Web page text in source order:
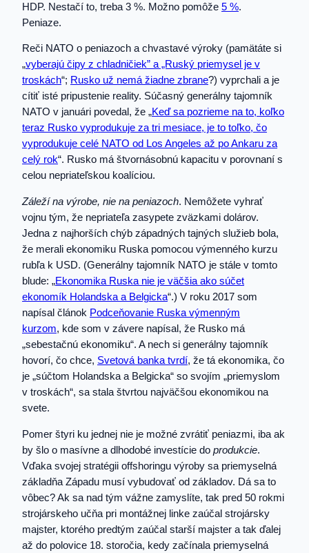
HDP. Nestačí to, treba 3 %. Možno pomôže 5 %.
Peniaze.
Reči NATO o peniazoch a chvastavé výroky (pamätáte si
„vyberajú čipy z chladničiek” a „Ruský priemysel je v
troskách“; Rusko už nemá žiadne zbrane?) vyprchali a je
cítiť isté pripustenie reality. Súčasný generálny tajomník
NATO v januári povedal, že „Keď sa pozrieme na to, koľko
teraz Rusko vyprodukuje za tri mesiace, je to toľko, čo
vyprodukuje celé NATO od Los Angeles až po Ankaru za
celý rok“. Rusko má štvornásobnú kapacitu v porovnaní s
celou nepriateľskou koalíciou.
Záleží na výrobe, nie na peniazoch. Nemôžete vyhrať
vojnu tým, že nepriateľa zasypete zväzkami dolárov.
Jedna z najhorších chýb západných tajných služieb bola,
že merali ekonomiku Ruska pomocou výmenného kurzu
rubľa k USD. (Generálny tajomník NATO je stále v tomto
blude: „Ekonomika Ruska nie je väčšia ako súčet
ekonomík Holandska a Belgicka“.) V roku 2017 som
napísal článok Podceňovanie Ruska výmenným
kurzom, kde som v závere napísal, že Rusko má
„sebestačnú ekonomiku“. A nech si generálny tajomník
hovorí, čo chce, Svetová banka tvrdí, že tá ekonomika, čo
je „súčtom Holandska a Belgicka“ so svojím „priemyslom
v troskách“, sa stala štvrtou najväčšou ekonomikou na
svete.
Pomer štyri ku jednej nie je možné zvrátiť peniazmi, iba ak
by šlo o masívne a dlhodobé investície do produkcie.
Vďaka svojej stratégii offshoringu výroby sa priemyselná
základňa Západu musí vybudovať od základov. Dá sa to
vôbec? Ak sa nad tým vážne zamyslíte, tak pred 50 rokmi
strojárskeho učňa pri montážnej linke zaúčal strojársky
majster, ktorého predtým zaúčal starší majster a tak ďalej
až do polovice 18. storočia, kedy začínala priemyselná